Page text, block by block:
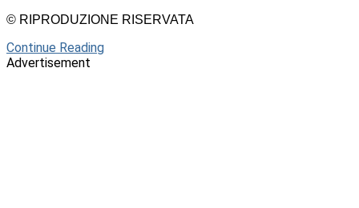
© RIPRODUZIONE RISERVATA
Continue Reading
Advertisement